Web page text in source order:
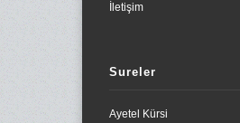
İletişim
Sureler
Ayetel Kürsi